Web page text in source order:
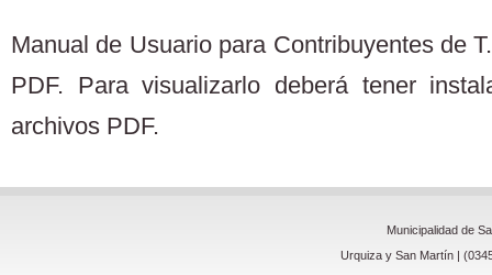
Manual de Usuario para Contribuyentes de
PDF. Para visualizarlo deberá tener
archivos PDF.
Municipalidad de
Urquiza y San Martín |